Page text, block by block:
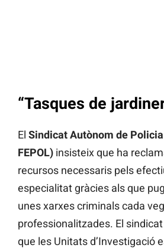
“Tasques de
El Sindicat Autònom de
FEPOL) insisteix que ha
recursos necessaris pels
especialitat gràcies als que
unes xarxes criminals cada
professionalitzades. El
que les Unitats d’Investigació